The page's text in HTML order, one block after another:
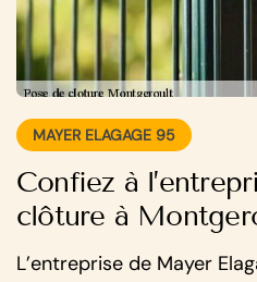
MAYER ELAGAGE 95
Confiez à
clôture à
L’entreprise de Mayer